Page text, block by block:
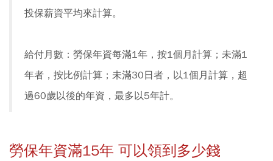
投保薪資平均來計算。
給付月數：勞保年資每滿1年，按1個月計算；未滿1
年者，按比例計算；未滿30日者，以1個月計算，超
過60歲以後的年資，最多以5年計。
勞保年資滿15年 可以領到多少錢